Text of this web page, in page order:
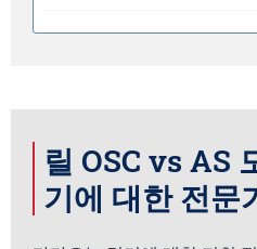
릴 OSC vs AS
기에 대한 전문